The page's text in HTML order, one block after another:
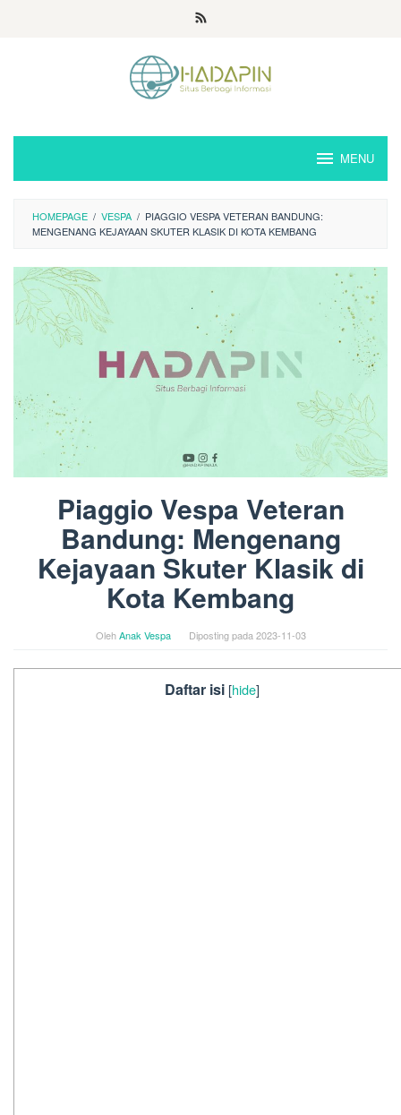
MENU
HOMEPAGE / VESPA / PIAGGIO VESPA VETERAN BANDUNG:
MENGENANG KEJAYAAN SKUTER KLASIK DI KOTA KEMBANG
Piaggio Vespa Veteran
Bandung: Mengenang
Kejayaan Skuter Klasik di
Kota Kembang
OlehAnak Vespa Diposting pada 2023-11-03
Daftar isi [hide]